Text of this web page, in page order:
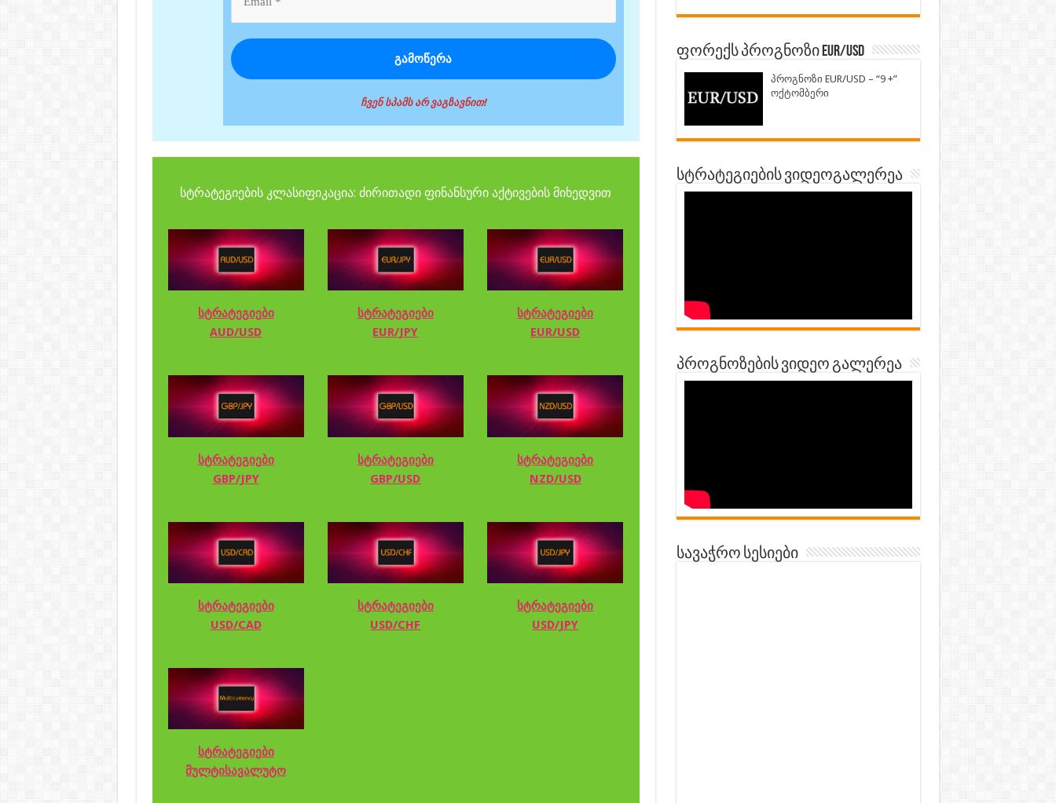
ჩვენ სპამს არ ვაგზავნით!
სტრატეგიების კლასიფიკაცია: ძირითადი ფინანსური აქტივების მიხედვით
სტრატეგიები
AUD/USD
სტრატეგიები
EUR/JPY
სტრატეგიები
EUR/USD
სტრატეგიები
GBP/JPY
სტრატეგიები
GBP/USD
სტრატეგიები
NZD/USD
სტრატეგიები
USD/CAD
სტრატეგიები
USD/CHF
სტრატეგიები
USD/JPY
სტრატეგიები
მულტისავალუტო
ფორექს პროგნოზი EUR/USD
პროგნოზი EUR/USD – “9 +”
ოქტომბერი
სტრატეგიების ვიდეოგალერეა
პროგნოზების ვიდეო გალერეა
სავაჭრო სესიები